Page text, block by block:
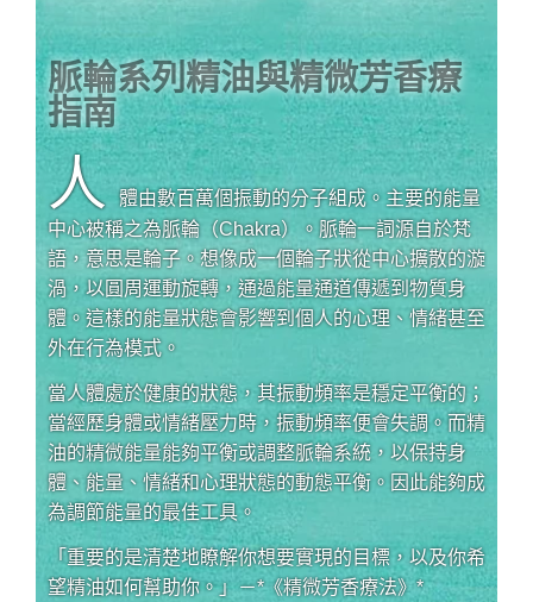
脈輪系列精油與精微芳香療
指南
人
體由數百萬個振動的分子組成。主要的能量
中心被稱之為脈輪（Chakra）。脈輪一詞源自於梵
語，意思是輪子。想像成一個輪子狀從中心擴散的漩
渦，以圓周運動旋轉，通過能量通道傳遞到物質身
體。這樣的能量狀態會影響到個人的心理、情緒甚至
外在行為模式。
當人體處於健康的狀態，其振動頻率是穩定平衡的；
當經歷身體或情緒壓力時，振動頻率便會失調。而精
油的精微能量能夠平衡或調整脈輪系統，以保持身
體、能量、情緒和心理狀態的動態平衡。因此能夠成
為調節能量的最佳工具。
「重要的是清楚地瞭解你想要實現的目標，以及你希
望精油如何幫助你。」－*《精微芳香療法》*